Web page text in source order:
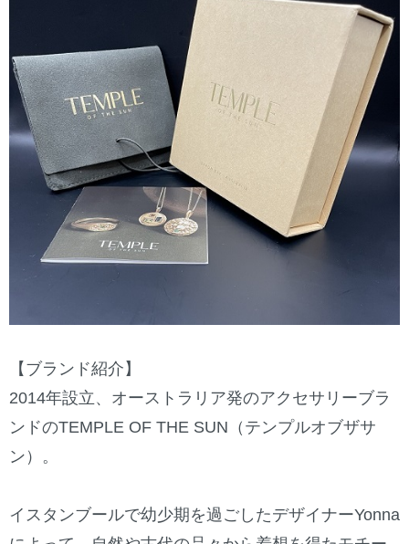
【ブランド紹介】
2014年設立、オーストラリア発のアクセサリーブラ
ンドのTEMPLE OF THE SUN（テンプルオブザサ
ン）。
イスタンブールで幼少期を過ごしたデザイナーYonna